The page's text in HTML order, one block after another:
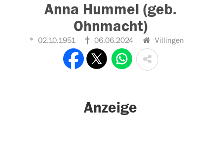
Anna Hummel (geb.
Ohnmacht)
02.10.1951 06.06.2024 Villingen
Anzeige